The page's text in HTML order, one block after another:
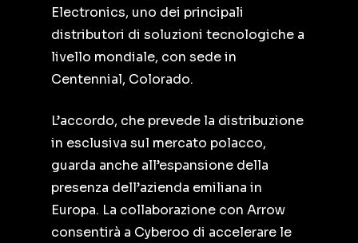
Electronics, uno dei principali
distributori di soluzioni tecnologiche a
livello mondiale, con sede in
Centennial, Colorado.
L’accordo, che prevede la distribuzione
in esclusiva sul mercato polacco,
guarda anche all’espansione della
presenza dell’azienda emiliana in
Europa. La collaborazione con Arrow
consentirà a Cyberoo di accelerare le